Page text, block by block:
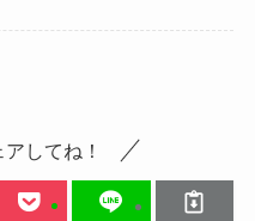
してね！